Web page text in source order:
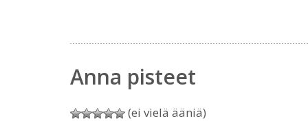
Anna pisteet
(ei vielä ääniä)